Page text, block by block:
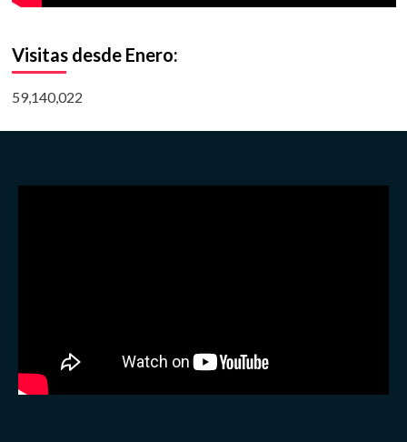
Visitas desde Enero:
59,140,022